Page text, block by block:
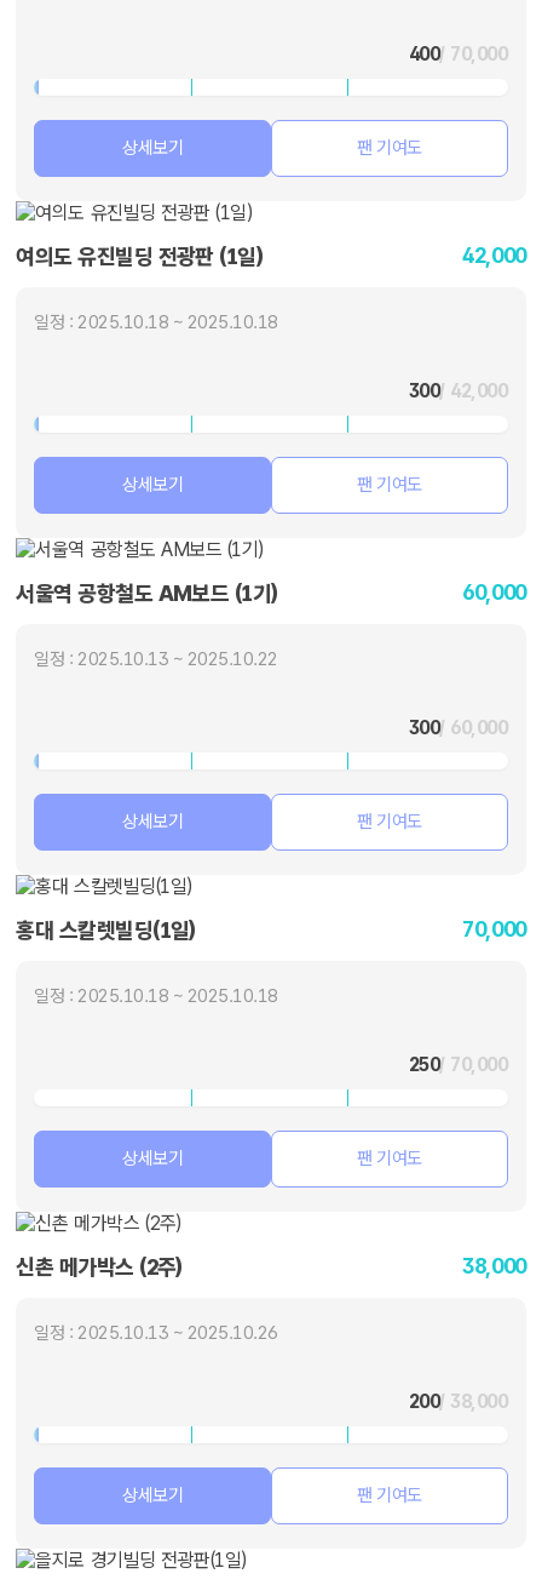
400/ 70,000
상세보기 팬 기여도
여의도 유진빌딩 전광판 (1일) 42,000
일정 : 2025.10.18 ~ 2025.10.18
300/ 42,000
상세보기 팬 기여도
서울역 공항철도 AM보드 (1기) 60,000
일정 : 2025.10.13 ~ 2025.10.22
300/ 60,000
상세보기 팬 기여도
홍대 스칼렛빌딩(1일) 70,000
일정 : 2025.10.18 ~ 2025.10.18
250/ 70,000
상세보기 팬 기여도
신촌 메가박스 (2주) 38,000
일정 : 2025.10.13 ~ 2025.10.26
200/ 38,000
상세보기 팬 기여도